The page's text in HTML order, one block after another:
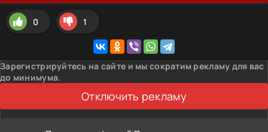
0 1
Зарегистрируйтесь на сайте и мы сократим рекламу для вас
до минимума.
Отключить рекламу